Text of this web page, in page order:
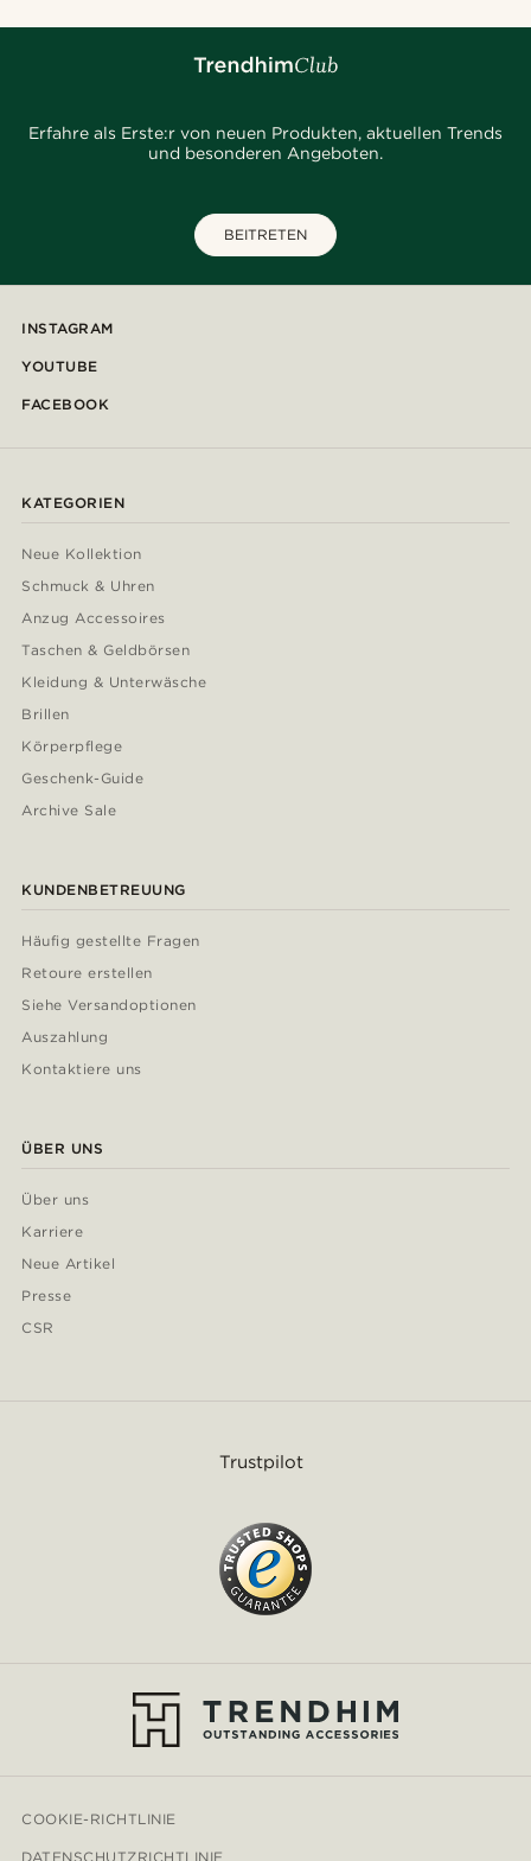
Erfahre als Erste:r von neuen Produkten, aktuellen Trends
und besonderen Angeboten.
BEITRETEN
INSTAGRAM
YOUTUBE
FACEBOOK
KATEGORIEN
Neue Kollektion
Schmuck & Uhren
Anzug Accessoires
Taschen & Geldbörsen
Kleidung & Unterwäsche
Brillen
Körperpflege
Geschenk-Guide
Archive Sale
KUNDENBETREUUNG
Häufig gestellte Fragen
Retoure erstellen
Siehe Versandoptionen
Auszahlung
Kontaktiere uns
ÜBER UNS
Über uns
Karriere
Neue Artikel
Presse
CSR
Trustpilot
COOKIE-RICHTLINIE
DATENSCHUTZRICHTLINIE